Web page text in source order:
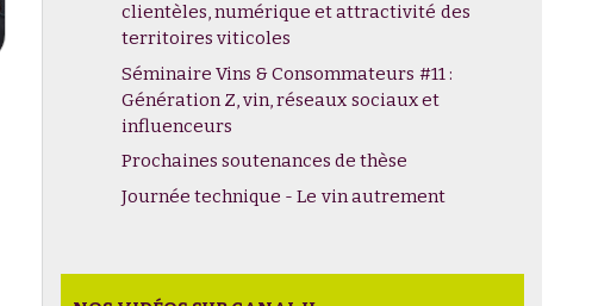
clientèles, numérique et attractivité des
territoires viticoles
Séminaire Vins & Consommateurs #11 :
Génération Z, vin, réseaux sociaux et
influenceurs
Prochaines soutenances de thèse
Journée technique - Le vin autrement